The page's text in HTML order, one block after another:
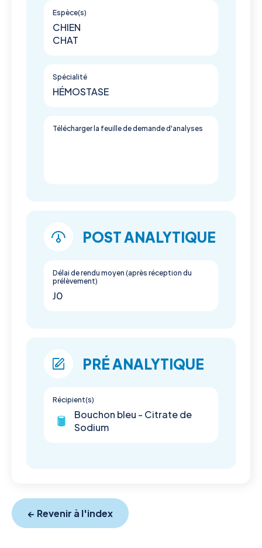
Espèce(s)
CHIEN
CHAT
Spécialité
HÉMOSTASE
Télécharger la feuille de demande d'analyses
POST ANALYTIQUE
Délai de rendu moyen (après réception du
prélèvement)
J0
PRÉ ANALYTIQUE
Récipient(s)
Bouchon bleu - Citrate de
Sodium
← Revenir à l'index